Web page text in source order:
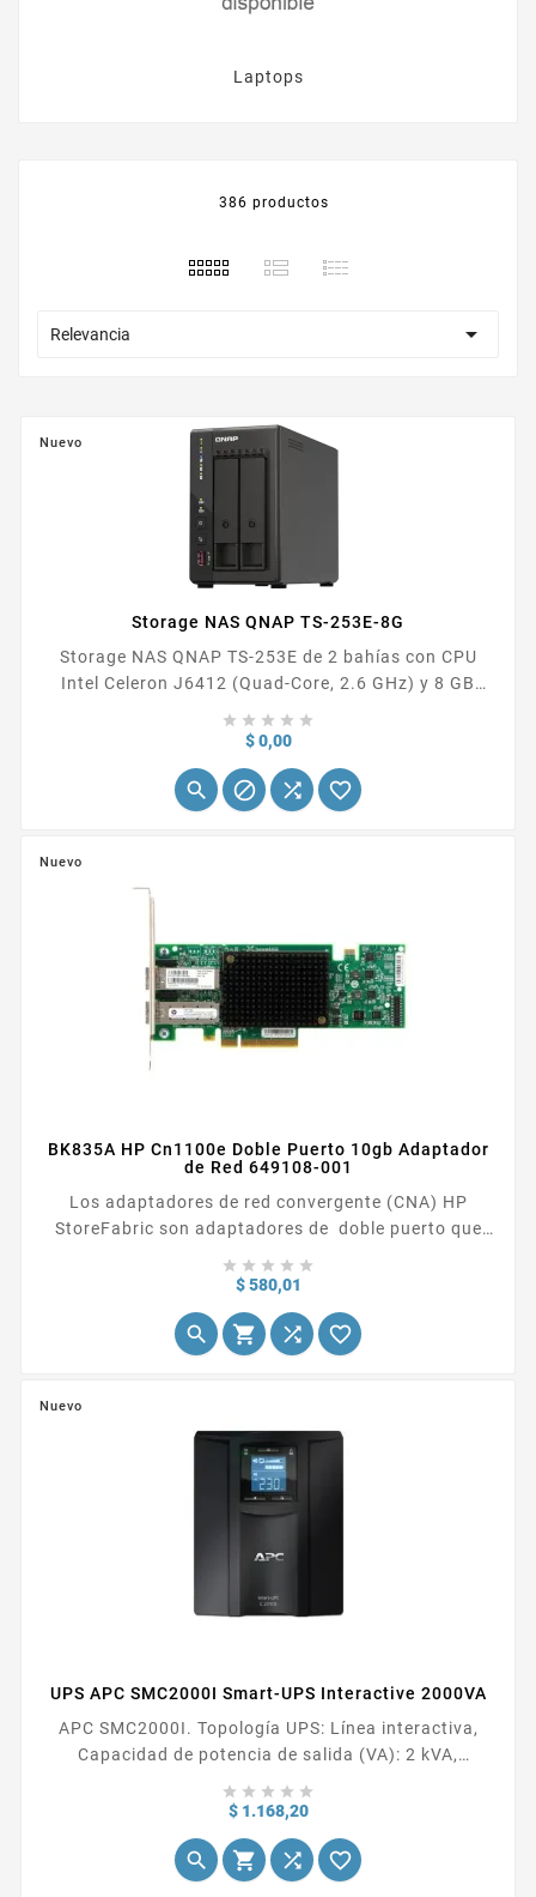
Laptops
386 productos
Relevancia 
Nuevo
Storage NAS QNAP TS-253E-8G
Storage NAS QNAP TS-253E de 2 bahías con CPU
Intel Celeron J6412 (Quad-Core, 2.6 GHz) y 8 GB
DDR4. Incluye conectividad dual 2.5 GbE , 2 ranuras
M.2 para caché SSD y doble salida HDMI 4K. Puertos
REFERENCIAL Servidores...
    
$ 0,00Precio
   
Nuevo
BK835A HP Cn1100e Doble Puerto 10gb Adaptador
de Red 649108-001
Los adaptadores de red convergente (CNA) HP
StoreFabric son adaptadores de doble puerto que
Channel (FC) en 10 GbE utilizando los estándares
Enhanced Ethernet (CEE). Al consolidar Ethernet,
iSCSI y Fibre Channel en un adaptador convergente,
    
$ 580,01
   
Nuevo
UPS APC SMC2000I Smart-UPS Interactive 2000VA
APC SMC2000I. Topología UPS: Línea interactiva,
Capacidad de potencia de salida (VA): 2 kVA,
acoplador, C19 acoplador, C20 acoplador, Cantidad
Sealed Lead Acid (VRLA), Capacidad de la batería:
499 VAh, Vida útil de la batería (máx.): 5 año(s).
    
$ 1.168,20Precio
   